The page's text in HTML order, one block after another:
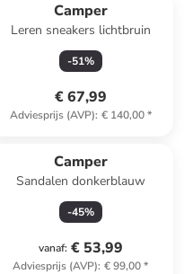
Camper
Leren sneakers lichtbruin
-51%
€ 67,99
Adviesprijs (AVP): € 140,00*
Camper
Sandalen donkerblauw
-45%
vanaf: € 53,99
Adviesprijs (AVP): € 99,00*